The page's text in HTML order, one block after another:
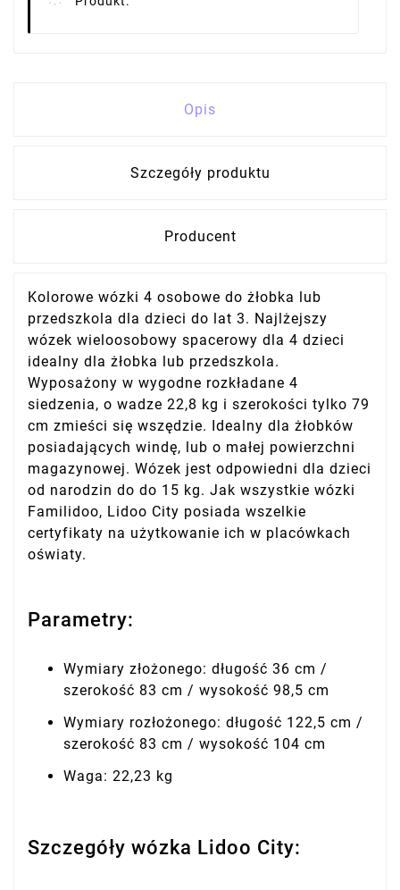
Opis
Szczegóły produktu
Producent
Kolorowe wózki 4 osobowe do żłobka lub
przedszkola dla dzieci do lat 3. Najlżejszy
wózek wieloosobowy spacerowy dla 4 dzieci
idealny dla żłobka lub przedszkola.
Wyposażony w wygodne rozkładane 4
siedzenia, o wadze 22,8 kg i szerokości tylko 79
cm zmieści się wszędzie. Idealny dla żłobków
posiadających windę, lub o małej powierzchni
magazynowej. Wózek jest odpowiedni dla dzieci
od narodzin do do 15 kg. Jak wszystkie wózki
Familidoo, Lidoo City posiada wszelkie
certyfikaty na użytkowanie ich w placówkach
oświaty.
Parametry:
Wymiary złożonego: długość 36 cm /
szerokość 83 cm / wysokość 98,5 cm
Wymiary rozłożonego: długość 122,5 cm /
szerokość 83 cm / wysokość 104 cm
Waga: 22,23 kg
Szczegóły wózka Lidoo City: